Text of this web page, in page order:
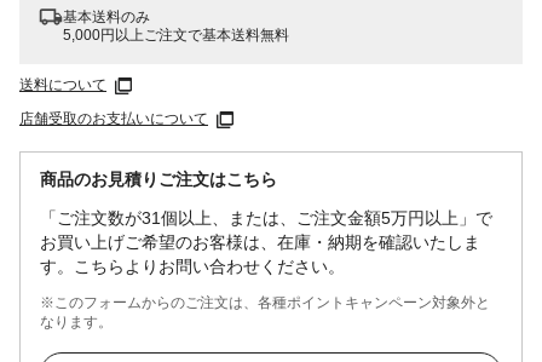
基本送料のみ
5,000円以上ご注文で基本送料無料
送料について
店舗受取のお支払いについて
商品のお見積りご注文はこちら
「ご注文数が31個以上、または、ご注文金額5万円以上」で
お買い上げご希望のお客様は、在庫・納期を確認いたしま
す。こちらよりお問い合わせください。
※このフォームからのご注文は、各種ポイントキャンペーン対象外と
なります。